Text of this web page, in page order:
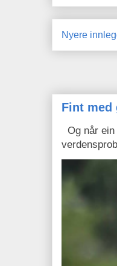
Nyere
Fint med
Og når